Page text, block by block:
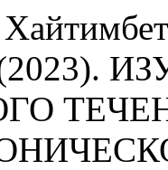
(2023).